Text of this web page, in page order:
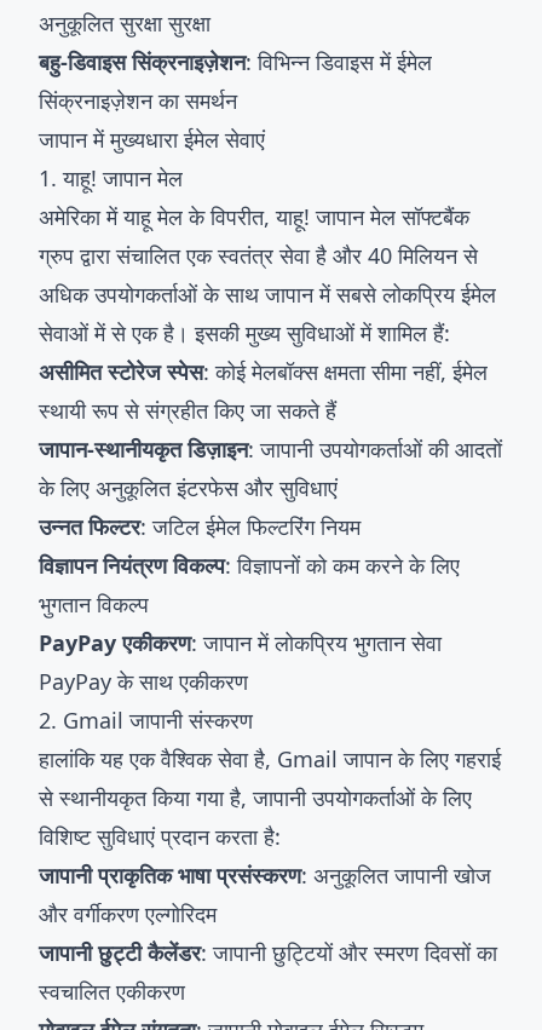
अनुकूलित सुरक्षा सुरक्षा
बहु-डिवाइस सिंक्रनाइज़ेशन: विभिन्न डिवाइस में ईमेल
सिंक्रनाइज़ेशन का समर्थन
जापान में मुख्यधारा ईमेल सेवाएं
1. याहू! जापान मेल
अमेरिका में याहू मेल के विपरीत, याहू! जापान मेल सॉफ्टबैंक
ग्रुप द्वारा संचालित एक स्वतंत्र सेवा है और 40 मिलियन से
अधिक उपयोगकर्ताओं के साथ जापान में सबसे लोकप्रिय ईमेल
सेवाओं में से एक है। इसकी मुख्य सुविधाओं में शामिल हैं:
असीमित स्टोरेज स्पेस: कोई मेलबॉक्स क्षमता सीमा नहीं, ईमेल
स्थायी रूप से संग्रहीत किए जा सकते हैं
जापान-स्थानीयकृत डिज़ाइन: जापानी उपयोगकर्ताओं की आदतों
के लिए अनुकूलित इंटरफेस और सुविधाएं
उन्नत फिल्टर: जटिल ईमेल फिल्टरिंग नियम
विज्ञापन नियंत्रण विकल्प: विज्ञापनों को कम करने के लिए
भुगतान विकल्प
PayPay एकीकरण: जापान में लोकप्रिय भुगतान सेवा
PayPay के साथ एकीकरण
2. Gmail जापानी संस्करण
हालांकि यह एक वैश्विक सेवा है, Gmail जापान के लिए गहराई
से स्थानीयकृत किया गया है, जापानी उपयोगकर्ताओं के लिए
विशिष्ट सुविधाएं प्रदान करता है:
जापानी प्राकृतिक भाषा प्रसंस्करण: अनुकूलित जापानी खोज
और वर्गीकरण एल्गोरिदम
जापानी छुट्टी कैलेंडर: जापानी छुट्टियों और स्मरण दिवसों का
स्वचालित एकीकरण